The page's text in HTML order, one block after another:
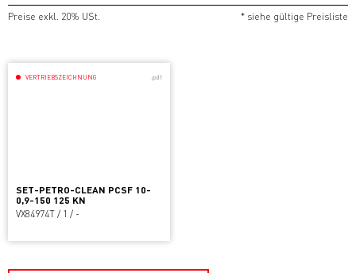
* siehe gültige Preisliste
Preise exkl. 20% USt.
VERTRIEBSZEICHNUNG .pdf
SET-PETRO-CLEAN PCSF 10-
0,9-150 125 KN
VX84974T / 1 / -